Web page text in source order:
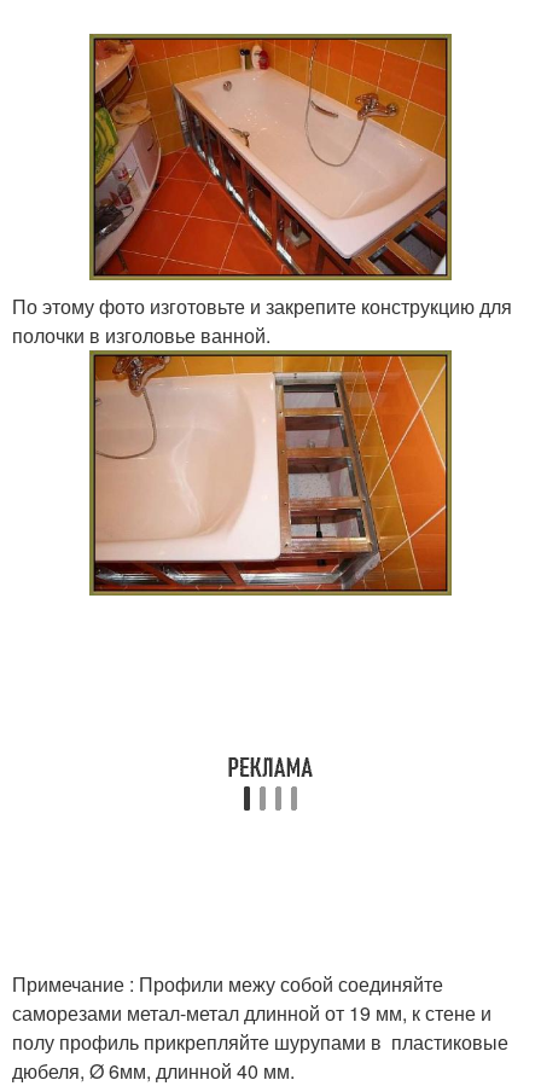
По этому фото изготовьте и закрепите конструкцию для
полочки в изголовье ванной.
Примечание : Профили межу собой соединяйте
саморезами метал-метал длинной от 19 мм, к стене и
полу профиль прикрепляйте шурупами в пластиковые
дюбеля, Ø 6мм, длинной 40 мм.